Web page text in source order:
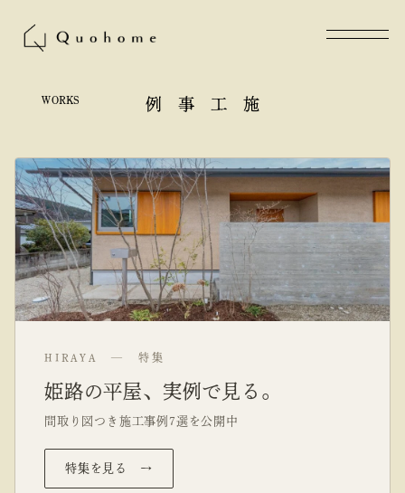
WORKS 施工事例
HIRAYA — 特集
姫路の平屋、実例で見る。
間取り図つき施工事例7選を公開中
特集を見る →